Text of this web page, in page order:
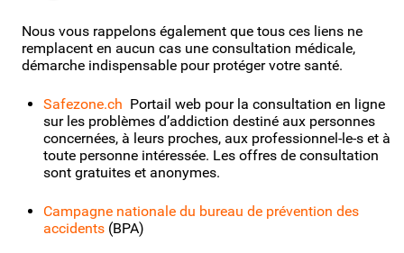
Nous vous rappelons également que tous ces liens ne
remplacent en aucun cas une consultation médicale,
démarche indispensable pour protéger votre santé.
Safezone.ch Portail web pour la consultation en ligne
sur les problèmes d’addiction destiné aux personnes
concernées, à leurs proches, aux professionnel-le-s et à
toute personne intéressée. Les offres de consultation
sont gratuites et anonymes.
Campagne nationale du bureau de prévention des
accidents (BPA)